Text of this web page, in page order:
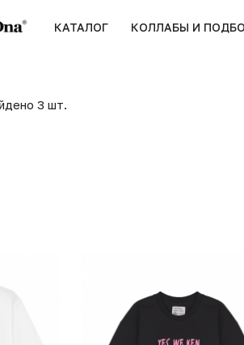
КАТАЛОГ КОЛЛАБЫ И
3 шт.